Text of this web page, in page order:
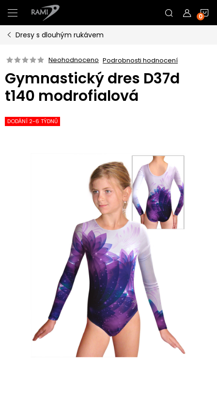
na
obsah
Dresy s dlouhým rukávem
Neohodnoceno Podrobnosti hodnocení
Gymnastický dres D37d
t140 modrofialová
DODÁNÍ 2-6 TÝDNŮ